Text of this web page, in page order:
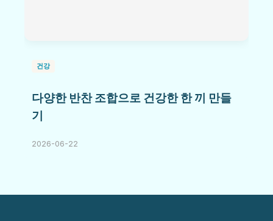
건강
다양한 반찬 조합으로 건강한 한 끼 만들
기
2026-06-22